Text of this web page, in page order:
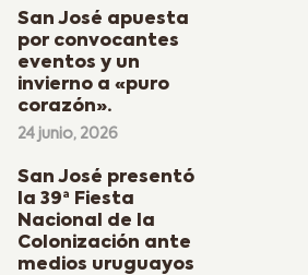
San José apuesta
por convocantes
eventos y un
invierno a «puro
corazón».
24 junio, 2026
San José presentó
la 39ª Fiesta
Nacional de la
Colonización ante
medios uruguayos